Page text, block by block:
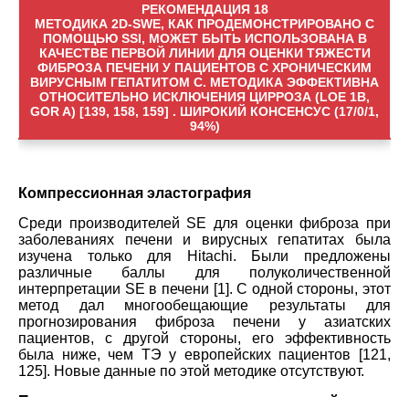
РЕКОМЕНДАЦИЯ 18
МЕТОДИКА 2D-SWE, КАК ПРОДЕМОНСТРИРОВАНО С
ПОМОЩЬЮ SSI, МОЖЕТ БЫТЬ ИСПОЛЬЗОВАНА В
КАЧЕСТВЕ ПЕРВОЙ ЛИНИИ ДЛЯ ОЦЕНКИ ТЯЖЕСТИ
ФИБРОЗА ПЕЧЕНИ У ПАЦИЕНТОВ С ХРОНИЧЕСКИМ
ВИРУСНЫМ ГЕПАТИТОМ C. МЕТОДИКА ЭФФЕКТИВНА
ОТНОСИТЕЛЬНО ИСКЛЮЧЕНИЯ ЦИРРОЗА (LOE 1B,
GOR A) [139, 158, 159] . ШИРОКИЙ КОНСЕНСУС (17/0/1,
94%)
Компрессионная эластография
Среди производителей SE для оценки фиброза при
заболеваниях печени и вирусных гепатитах была
изучена только для Hitachi. Были предложены
различные баллы для полуколичественной
интерпретации SE в печени [1]. С одной стороны, этот
метод дал многообещающие результаты для
прогнозирования фиброза печени у азиатских
пациентов, с другой стороны, его эффективность
была ниже, чем TЭ у европейских пациентов [121,
125]. Новые данные по этой методике отсутствуют.